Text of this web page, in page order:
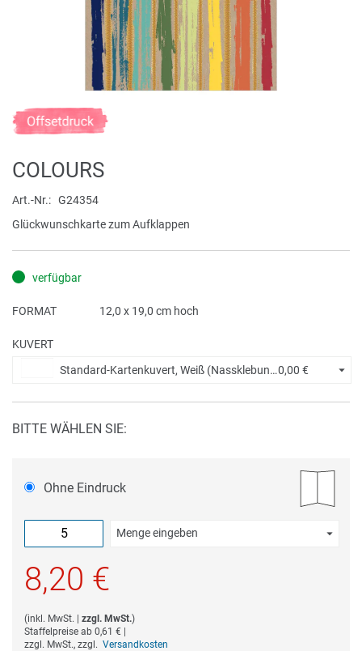
Zum
Anfang
Bildergalerie
COLOURS
Art.-Nr.
G24354
Glückwunschkarte zum Aufklappen
verfügbar
FORMAT 12,0 x 19,0 cm hoch
KUVERT
Standard-Kartenkuvert, Weiß (Nassklebung) +0,00 €
BITTE WÄHLEN SIE:
Ohne Eindruck
Menge eingeben
8,20 €
(inkl. MwSt. | zzgl. MwSt.)
Staffelpreise ab 0,61 € |
zzgl. MwSt., zzgl. Versandkosten